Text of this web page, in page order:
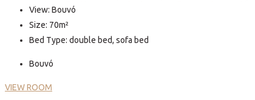
View: Βουνό
Size: 70m²
Bed Type: double bed, sofa bed
Βουνό
VIEW ROOM